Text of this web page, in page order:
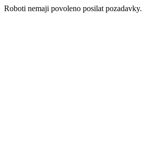
Roboti nemaji povoleno posilat pozadavky.